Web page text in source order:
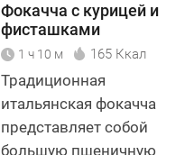
Фокачча с курицей и
фисташками
1 ч 10 м 165 Ккал
Традиционная
итальянская фокачча
представляет собой
большую пшеничную